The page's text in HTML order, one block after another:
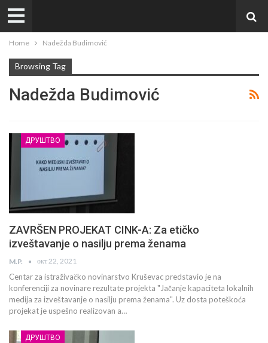
Home Nadežda Budimović
Browsing Tag
Nadežda Budimović
ДРУШТВО
ZAVRŠEN PROJEKAT CINK-A: Za etičko
izveštavanje o nasilju prema ženama
M.P. окт 22, 2021
Centar za istraživačko novinarstvo Kruševac predstavio je na
konferenciji za novinare rezultate projekta "Jačanje kapaciteta lokalnih
medija za izveštavanje o nasilju prema ženama". Uz dosta poteškoća
projekat je uspešno realizovan a…
ДРУШТВО